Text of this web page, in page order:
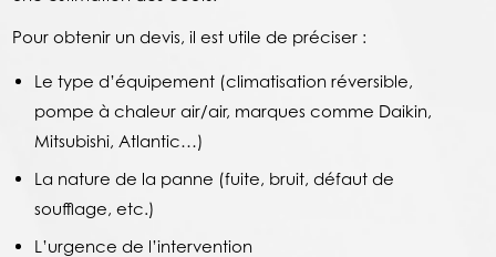
Pour obtenir un devis, il est utile de préciser :
Le type d’équipement (climatisation réversible,
pompe à chaleur air/air, marques comme Daikin,
Mitsubishi, Atlantic…)
La nature de la panne (fuite, bruit, défaut de
soufflage, etc.)
L’urgence de l’intervention